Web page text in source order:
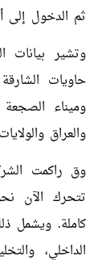
ثم الدخول إلى
وتشير بيانات
حاويات
وميناء
والعراق
وق راكمت
تتحرك الآن
كاملة. ويشمل
الداخلي،